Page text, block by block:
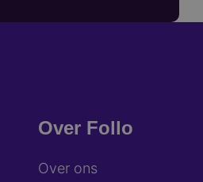
Over Follo
Over ons